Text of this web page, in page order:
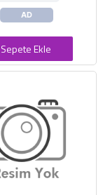
AD
Sepete Ekle